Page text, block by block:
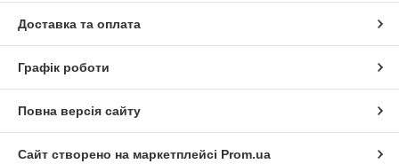
Доставка та оплата
Графік роботи
Повна версія сайту
Сайт створено на маркетплейсі Prom.ua